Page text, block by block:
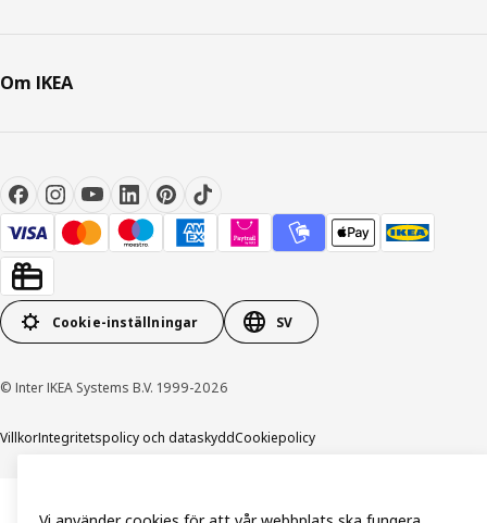
Om IKEA
Cookie-inställningar SV
© Inter IKEA Systems B.V. 1999-2026
VillkorIntegritetspolicy och dataskyddCookiepolicy